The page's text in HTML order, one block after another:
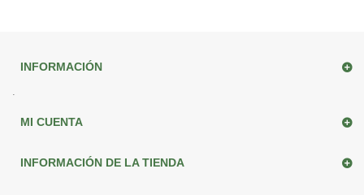
INFORMACIÓN
.
MI CUENTA
INFORMACIÓN DE LA TIENDA